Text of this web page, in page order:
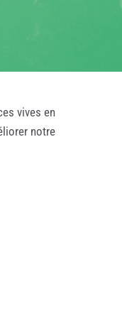
vives en
notre